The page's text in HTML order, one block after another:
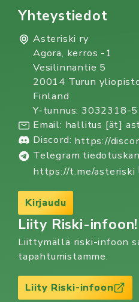
Yhteystiedot
Asteriski ry
Agora, kerros -1
Vesilinnantie 5
20014 Turun
Finland
Y-tunnus: 3032318-5
Email: hallitus [ät]
Discord: https://
Telegram
https://t.me/asteriski
Kirjaudu
Liity Riski-infoon!
Liittymällä riski-infoon
tapahtumistamme.
Liity Riski-infoon